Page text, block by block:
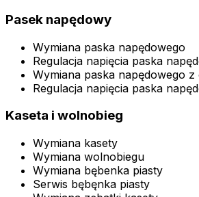
Pasek napędowy
Wymiana paska napędowego
Regulacja napięcia paska
Wymiana paska napędowego z
Regulacja napięcia paska
Kaseta i wolnobieg
Wymiana kasety
Wymiana wolnobiegu
Wymiana bębenka piasty
Serwis bębęnka piasty